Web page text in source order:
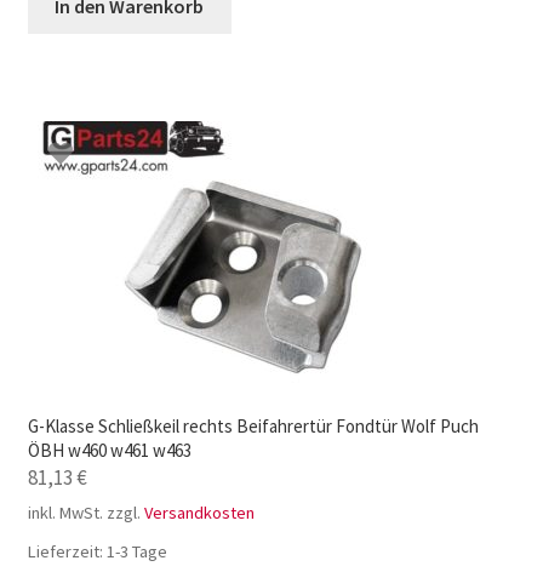
In den Warenkorb
G-Klasse Schließkeil rechts Beifahrertür Fondtür Wolf Puch
ÖBH w460 w461 w463
81,13€
inkl. MwSt. zzgl. Versandkosten
Lieferzeit: 1-3 Tage